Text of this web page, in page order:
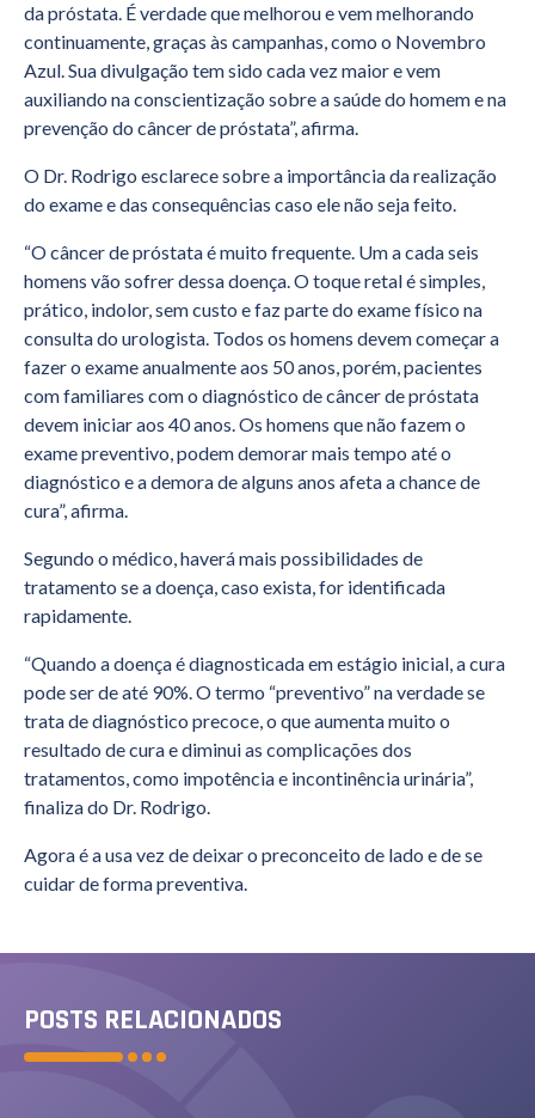
da próstata. É verdade que melhorou e vem melhorando
continuamente, graças às campanhas, como o Novembro
Azul. Sua divulgação tem sido cada vez maior e vem
auxiliando na conscientização sobre a saúde do homem e na
prevenção do câncer de próstata”, afirma.
O Dr. Rodrigo esclarece sobre a importância da realização
do exame e das consequências caso ele não seja feito.
“O câncer de próstata é muito frequente. Um a cada seis
homens vão sofrer dessa doença. O toque retal é simples,
prático, indolor, sem custo e faz parte do exame físico na
consulta do urologista. Todos os homens devem começar a
fazer o exame anualmente aos 50 anos, porém, pacientes
com familiares com o diagnóstico de câncer de próstata
devem iniciar aos 40 anos. Os homens que não fazem o
exame preventivo, podem demorar mais tempo até o
diagnóstico e a demora de alguns anos afeta a chance de
cura”, afirma.
Segundo o médico, haverá mais possibilidades de
tratamento se a doença, caso exista, for identificada
rapidamente.
“Quando a doença é diagnosticada em estágio inicial, a cura
pode ser de até 90%. O termo “preventivo” na verdade se
trata de diagnóstico precoce, o que aumenta muito o
resultado de cura e diminui as complicações dos
tratamentos, como impotência e incontinência urinária”,
finaliza do Dr. Rodrigo.
Agora é a usa vez de deixar o preconceito de lado e de se
cuidar de forma preventiva.
POSTS RELACIONADOS